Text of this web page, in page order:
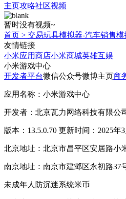
主页攻略社区视频
暂时没有视频~
首页 > 交易玩具模拟器-汽车销售模
友情链接
小米应用商店小米商城英雄互娱
小米游戏中心
开发者平台微信公众号微博主页商
应用名称：小米游戏中心
开发者：北京瓦力网络科技有限公
版本：13.5.0.70 更新时间：2025年3
北京地址：北京市昌平区安居路小
南京地址：南京市建邺区永初路37
未成年人防沉迷系统米币